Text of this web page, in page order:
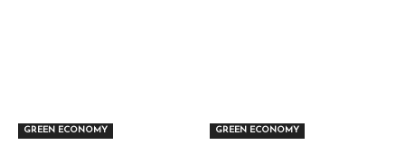
GREEN ECONOMY GREEN ECONOMY